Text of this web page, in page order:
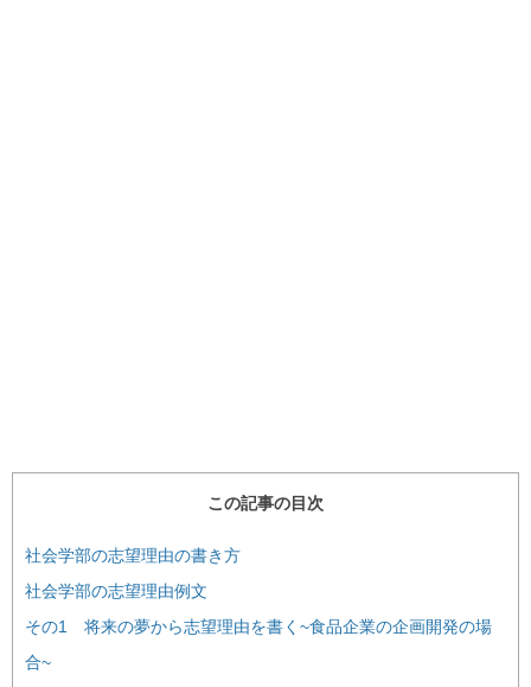
この記事の目次
社会学部の志望理由の書き方
社会学部の志望理由例文
その1 将来の夢から志望理由を書く~食品企業の企画開発の場
合~